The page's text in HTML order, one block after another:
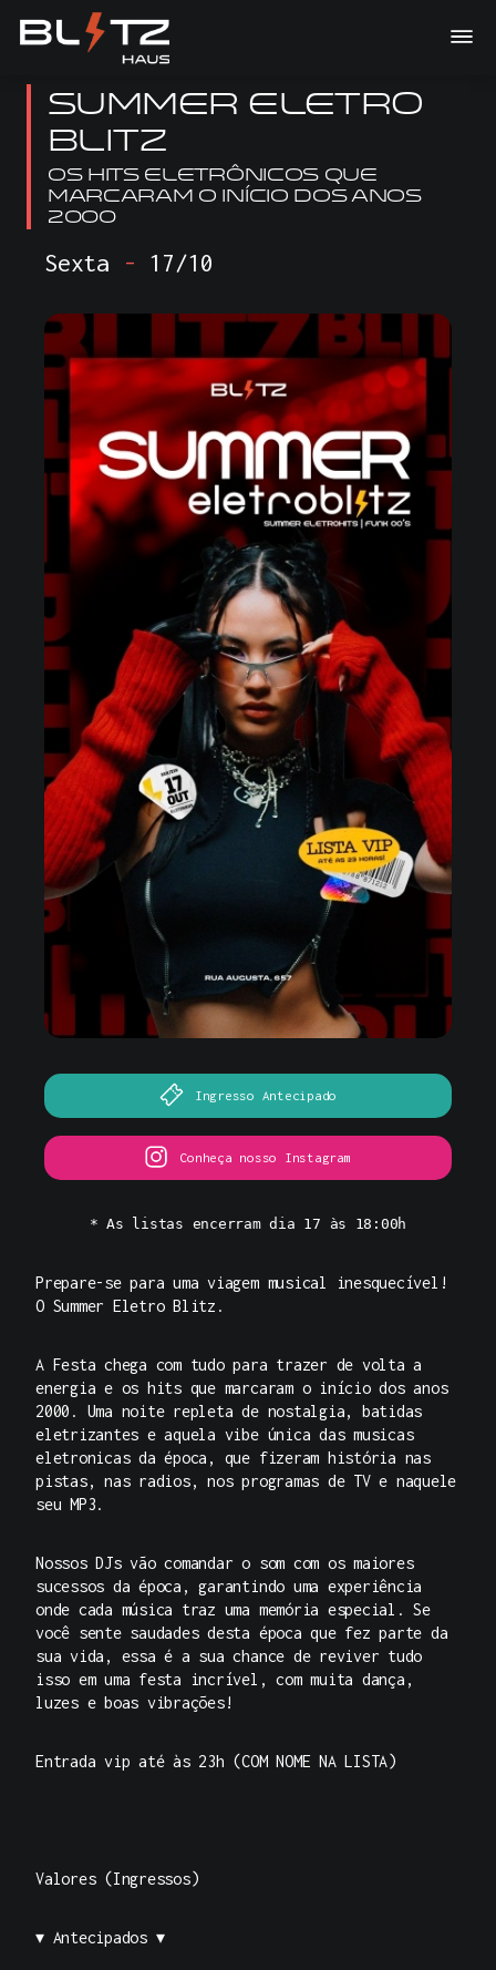
Summer Eletro
Blitz
Os hits eletrônicos que
marcaram o início dos anos
2000
Sexta - 17/10
Ingresso Antecipado
Conheça nosso Instagram
* As listas encerram dia 17 às 18:00h
Prepare-se para uma viagem musical inesquecível!
O Summer Eletro Blitz.
A Festa chega com tudo para trazer de volta a
energia e os hits que marcaram o início dos anos
2000. Uma noite repleta de nostalgia, batidas
eletrizantes e aquela vibe única das musicas
eletronicas da época, que fizeram história nas
pistas, nas radios, nos programas de TV e naquele
seu MP3.
Nossos DJs vão comandar o som com os maiores
sucessos da época, garantindo uma experiência
onde cada música traz uma memória especial. Se
você sente saudades desta época que fez parte da
sua vida, essa é a sua chance de reviver tudo
isso em uma festa incrível, com muita dança,
luzes e boas vibrações!
Entrada vip até às 23h (COM NOME NA LISTA)
Valores (Ingressos)
▾ Antecipados ▾